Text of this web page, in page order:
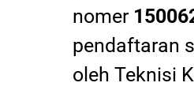
nomer
pendaftaran
oleh Teknisi